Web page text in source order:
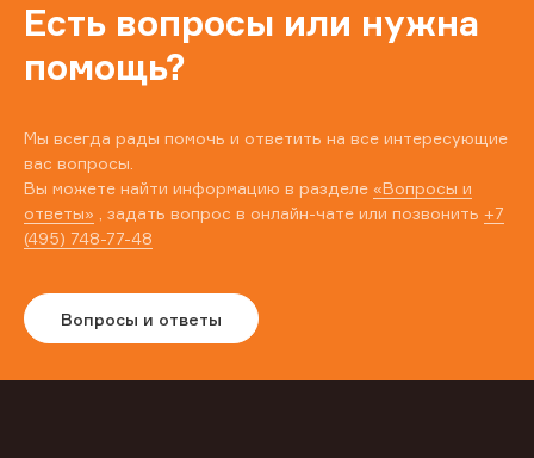
Есть вопросы или нужна
помощь?
Мы всегда рады помочь и ответить на все интересующие
вас вопросы.
Вы можете найти информацию в разделе «Вопросы и
ответы» , задать вопрос в онлайн-чате или позвонить +7
(495) 748-77-48
Вопросы и ответы